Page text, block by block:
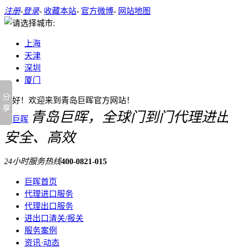
注册-登录- 收藏本站- 官方微博- 网站地图
上海
天津
深圳
厦门
您好！欢迎来到青岛巨晖官方网站！
青岛巨晖，全球门到门代理进
安全、高效
24小时服务热线400-0821-015
巨晖首页
代理进口服务
代理出口服务
进出口清关/报关
服务案例
资讯·动态